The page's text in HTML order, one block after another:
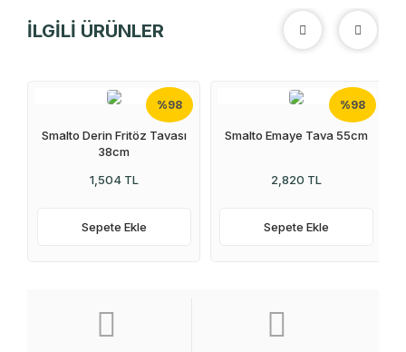
İLGİLİ ÜRÜNLER
%98
Smalto Derin Fritöz Tavası
38cm
1,504 TL
Sepete Ekle
%98
Smalto Emaye Tava 55cm
2,820 TL
Sepete Ekle